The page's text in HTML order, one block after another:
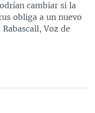
cambiar si la
obliga a un nuevo
Voz de